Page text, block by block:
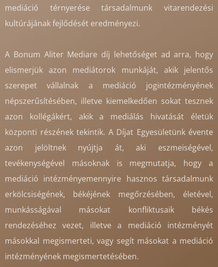
mediáció térnyerése társadalmunk vitarendezési
kultúrájának fejlődését eredményezi.
A Bonum Aliter Mediare díj lehetőséget ad arra, hogy
elismerjük azon mediátorok munkáját, akik jelentős
szerepet vállalnak a mediáció jogintézményének
népszerűsítésében, illetve kiemelkedően sokat tesznek
azon kollégákért, akik a mediálás hivatását életük
központi részének tekintik. A Díjat Egyesületünk évente
azon jelöltnek nyújtja át, aki eszmeiségével,
tevékenységével másoknak is megmutatja, hogy a
mediáció intézményemennyire hasznos társadalmunk
erkölcsiségének, békéjének megőrzésében, életével,
munkásságával másokat konfliktusaik békés
rendezéséhez vezet, illetve a mediáció intézményét
másokkal megismerteti, vagy segít másokat a mediáció
intézményének megismertetésében.